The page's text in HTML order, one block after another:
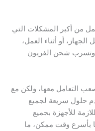
من أكبر المشكلات التي
أو أثناء العمل،
وتسرب شحن الفريون
التعامل معها، ولكن مع
حلول سريعة لجميع
للأجهزة بجميع
بأسرع وقت ممكن، ما